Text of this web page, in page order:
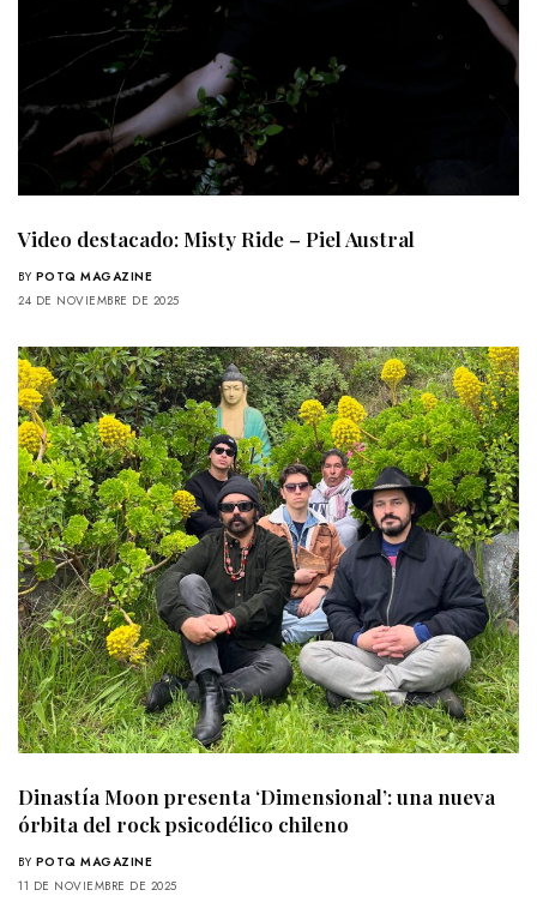
Video destacado: Misty Ride – Piel Austral
BY POTQ MAGAZINE
24 DE NOVIEMBRE DE 2025
Dinastía Moon presenta ‘Dimensional’: una nueva
órbita del rock psicodélico chileno
BY POTQ MAGAZINE
11 DE NOVIEMBRE DE 2025